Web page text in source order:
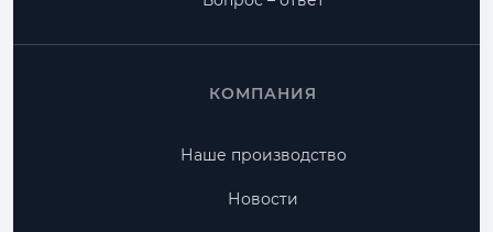
КОМПАНИЯ
Наше производство
Новости